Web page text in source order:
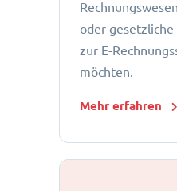
oder
zur E-
möchten.
Mehr erfahren